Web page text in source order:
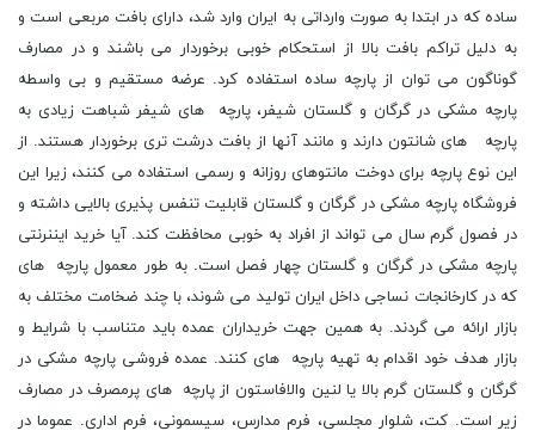
ساده که در ابتدا به صورت وارداتی به ایران وارد شد، دارای بافت مربعی است و
به دلیل تراکم بافت بالا از استحکام خوبی برخوردار می باشند و در مصارف
گوناگون می توان از پارچه ساده استفاده کرد. عرضه مستقیم و بی واسطه
پارچه مشکی در گرگان و گلستان شیفر، پارچه های شیفر شباهت زیادی به
پارچه های شانتون دارند و مانند آنها از بافت درشت تری برخوردار هستند. از
این نوع پارچه برای دوخت مانتوهای روزانه و رسمی استفاده می کنند، زیرا این
فروشگاه پارچه مشکی در گرگان و گلستان قابلیت تنفس پذیری بالایی داشته و
در فصول گرم سال می تواند از افراد به خوبی محافظت کند. آیا خرید ایننرنتی
پارچه مشکی در گرگان و گلستان چهار فصل است. به طور معمول پارچه های
که در کارخانجات نساجی داخل ایران تولید می شوند، با چند ضخامت مختلف به
بازار ارائه می گردند. به همین جهت خریداران عمده باید متناسب با شرایط و
بازار هدف خود اقدام به تهیه پارچه های کنند. عمده فروشی پارچه مشکی در
گرگان و گلستان گرم بالا یا لنین والافاستون از پارچه های پرمصرف در مصارف
زیر است. کت، شلوار مجلسی، فرم مدارس، سیسمونی، فرم اداری. عموما در